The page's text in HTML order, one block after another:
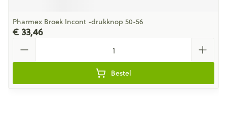
Pharmex Broek Incont -drukknop 50-56
€ 33,46
Bestel